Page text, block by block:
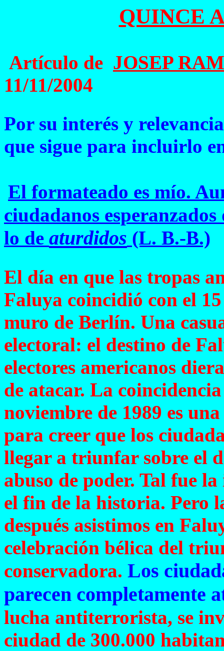
QUINCE
Artículo de JOSEP
11/11/2004
Por su interés y
que sigue para incluirlo
El formateado es mío.
ciudadanos
lo de aturdidos (L. B.-B.)
El día en que las tropas
Faluya coincidió con el
muro de Berlín. Una
electoral: el destino de
electores americanos
de atacar. La
noviembre de 1989 es
para creer que los
llegar a triunfar sobre el
abuso de poder. Tal fue
el fin de la historia. Pero
después asistimos en
celebración bélica del
conservadora. Los
parecen completamente
lucha antiterrorista, se
ciudad de 300.000